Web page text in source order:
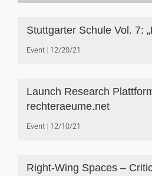
Stuttgarter Schule Vol. 7:
Event 12/20/21
Launch Research
rechteraeume.net
Event 12/10/21
Right-Wing Spaces –